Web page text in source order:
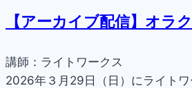
【アーカイブ配信】オラ
講師：ライトワークス
2026年３月29日（日）にライト